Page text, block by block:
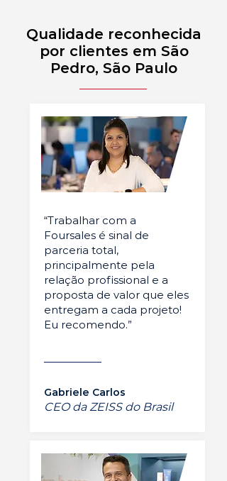
Qualidade reconhecida
por clientes em São
Pedro, São Paulo
“Trabalhar com a
Foursales é sinal de
parceria total,
principalmente pela
relação profissional e a
proposta de valor que eles
entregam a cada projeto!
Eu recomendo.”
Gabriele Carlos
CEO da ZEISS do Brasil